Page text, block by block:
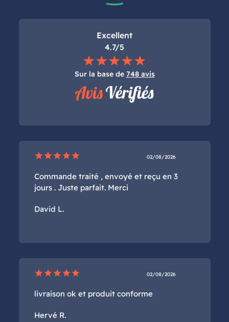
Excellent
4.7/5
Sur la base de 748 avis
star star star star star 02/08/2026
Commande traité , envoyé et reçu en 3
jours . Juste parfait. Merci
David L.
star star star star star 02/08/2026
livraison ok et produit conforme
Hervé R.